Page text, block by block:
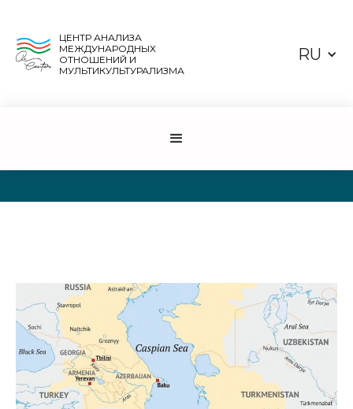
ЦЕНТР АНАЛИЗА
МЕЖДУНАРОДНЫХ
ОТНОШЕНИЙ И
МУЛЬТИКУЛЬТУРАЛИЗМА
RU